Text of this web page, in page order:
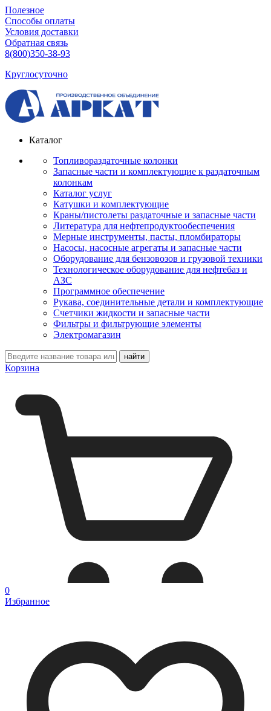
Полезное
Способы оплаты
Условия доставки
Обратная связь
8(800)350-38-93
Круглосуточно
Каталог
Топливораздаточные колонки
Запасные части и комплектующие к раздаточным
колонкам
Каталог услуг
Катушки и комплектующие
Краны/пистолеты раздаточные и запасные части
Литература для нефтепродуктообеспечения
Мерные инструменты, пасты, пломбираторы
Насосы, насосные агрегаты и запасные части
Оборудование для бензовозов и грузовой техники
Технологическое оборудование для нефтебаз и
АЗС
Программное обеспечение
Рукава, соединительные детали и комплектующие
Счетчики жидкости и запасные части
Фильтры и фильтрующие элементы
Электромагазин
Корзина
0
Избранное